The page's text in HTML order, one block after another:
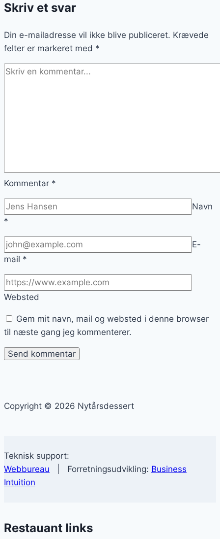
bær
Skriv et svar
Din e-mailadresse vil ikke blive publiceret. Krævede
felter er markeret med *
Kommentar *
Navn
*
E-
mail *
Websted
Gem mit navn, mail og websted i denne browser
til næste gang jeg kommenterer.
Copyright © 2026 Nytårsdessert
Teknisk support:
Webbureau | Forretningsudvikling: Business
Intuition
Restauant links